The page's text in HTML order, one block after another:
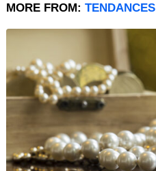
MORE FROM: TENDANCES